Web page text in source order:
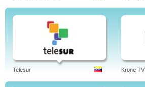
Telesur Krone TV